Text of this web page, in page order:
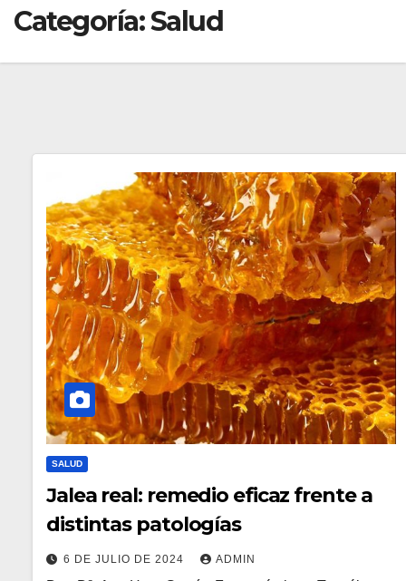
Categoría:Salud
SALUD
Jalea real: remedio eficaz frente a
distintas patologías
6 DE JULIO DE 2024 ADMIN